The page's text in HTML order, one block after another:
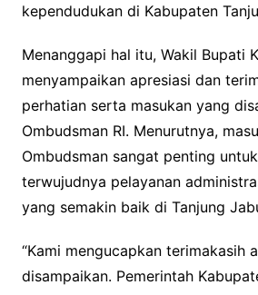
kependudukan di Kabupaten
Menanggapi hal itu, Wakil Bupati
menyampaikan apresiasi dan
perhatian serta masukan yang
Ombudsman RI. Menurutnya,
Ombudsman sangat penting
terwujudnya pelayanan
yang semakin baik di Tanjung
“Kami mengucapkan terimakasih
disampaikan. Pemerintah